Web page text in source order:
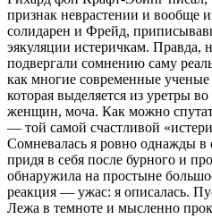
признак неврастении и вообще
солидарен и Фрейд,
эякуляции истеричкам.
подвергали сомнению саму
как многие современные ученые
которая выделяется из уретры
женщин, моча. Как можно
— той самой счастливой
Сомневалась я ровно однажды в
придя в себя после бурного и
обнаружила на простыне
реакция — ужас: я описалась.
Лежа в темноте и мысленно